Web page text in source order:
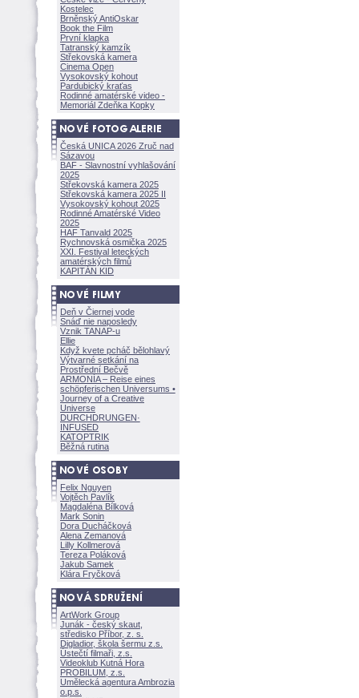
Kostelec
Brněnský AntiOskar
Book the Film
První klapka
Tatranský kamzík
Střekovská kamera
Cinema Open
Vysokovský kohout
Pardubický kraťas
Rodinné amatérské video -
Memoriál Zdeňka Kopky
Česká UNICA 2026 Zruč nad
Sázavou
BAF - Slavnostní vyhlašování
2025
Střekovská kamera 2025
Střekovská kamera 2025 II
Vysokovský kohout 2025
Rodinné Amatérské Video
2025
HAF Tanvald 2025
Rychnovská osmička 2025
XXI. Festival leteckých
amatérských filmů
KAPITÁN KID
Deň v Čiernej vode
Snáď nie naposledy
Vznik TANAP-u
Ellie
Když kvete pcháč bělohlavý
Výtvarné setkání na
Prostřední Bečvě
ARMONÍA – Reise eines
schöpferischen Universums •
Journey of a Creative
Universe
DURCHDRUNGEN·
INFUSED
KATOPTRIK
Běžná rutina
Felix Nguyen
Vojtěch Pavlík
Magdaléna Bílkov
Mark Sonin
Dora Ducháčkov
Alena Zemanov
Lilly Kollmerov
Tereza Polákov
Jakub Samek
Klára Fryčkov
ArtWork Group
Junák - český skaut,
středisko Příbor, z. s.
Digladior, škola šermu z.s.
Ústečtí filmaři, z.s.
Videoklub Kutná Hora
PROBILUM, z.s.
Umělecká agentura Ambrozia
o.p.s.